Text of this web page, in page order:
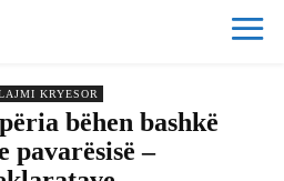
KRYESOR
bëhen bashkë
pavarësisë –